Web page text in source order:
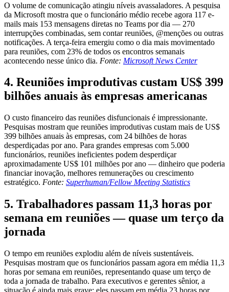
O volume de comunicação atingiu níveis avassaladores. A pesquisa
da Microsoft mostra que o funcionário médio recebe agora 117 e-
mails mais 153 mensagens diretas no Teams por dia — 270
interrupções combinadas, sem contar reuniões, @menções ou outras
notificações. A terça-feira emergiu como o dia mais movimentado
para reuniões, com 23% de todos os encontros semanais
acontecendo nesse único dia. Fonte: Microsoft News Center
4. Reuniões improdutivas custam US$ 399
bilhões anuais às empresas americanas
O custo financeiro das reuniões disfuncionais é impressionante.
Pesquisas mostram que reuniões improdutivas custam mais de US$
399 bilhões anuais às empresas, com 24 bilhões de horas
desperdiçadas por ano. Para grandes empresas com 5.000
funcionários, reuniões ineficientes podem desperdiçar
aproximadamente US$ 101 milhões por ano — dinheiro que poderia
financiar inovação, melhores remunerações ou crescimento
estratégico. Fonte: Superhuman/Fellow Meeting Statistics
5. Trabalhadores passam 11,3 horas por
semana em reuniões — quase um terço da
jornada
O tempo em reuniões explodiu além de níveis sustentáveis.
Pesquisas mostram que os funcionários passam agora em média 11,3
horas por semana em reuniões, representando quase um terço de
toda a jornada de trabalho. Para executivos e gerentes sênior, a